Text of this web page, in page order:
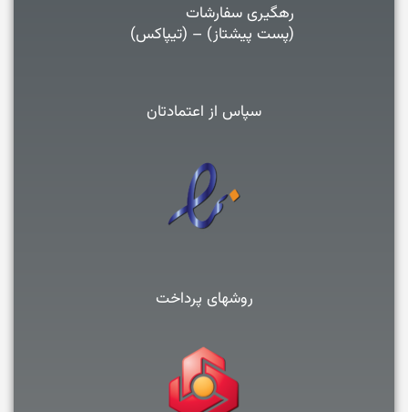
رهگیری سفارشات
(پست پیشتاز) – (تیپاکس)
سپاس از اعتمادتان
روشهای پرداخت